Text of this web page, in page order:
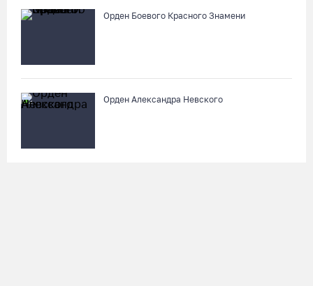
Орден Боевого Красного Знамени
Орден Александра Невского